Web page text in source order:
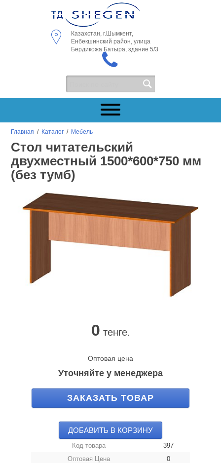
Казахстан, г.Шымкент,
Енбекшинский район, улица
Бердикожа Батыра, здание 5/3
Главная / Каталог / Мебель
Стол читательский
двухместный 1500*600*750 мм
(без тумб)
0 тенге.
Оптовая цена
Уточняйте у менеджера
ЗАКАЗАТЬ ТОВАР
ДОБАВИТЬ В КОРЗИНУ
Код товара
397
Оптовая Цена
0